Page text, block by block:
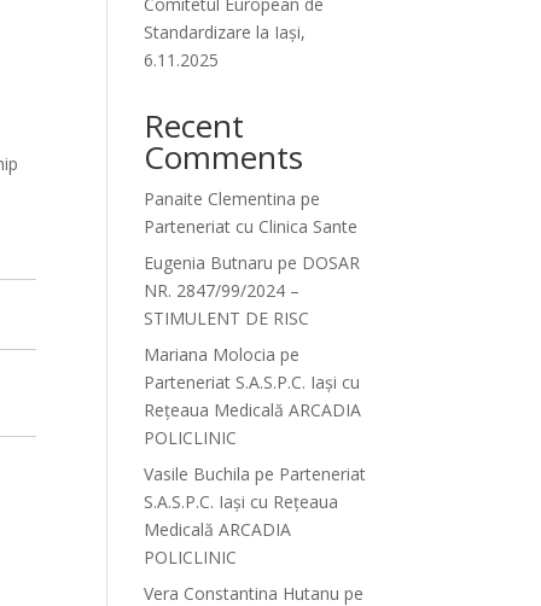
Standardizare la Iași,
6.11.2025
Recent
Comments
Panaite Clementina pe
Parteneriat cu Clinica Sante
Eugenia Butnaru pe DOSAR
NR. 2847/99/2024 –
STIMULENT DE RISC
Mariana Molocia pe
Parteneriat S.A.S.P.C. Iași cu
Rețeaua Medicală ARCADIA
POLICLINIC
Vasile Buchila pe Parteneriat
S.A.S.P.C. Iași cu Rețeaua
Medicală ARCADIA
POLICLINIC
Vera Constantina Hutanu pe